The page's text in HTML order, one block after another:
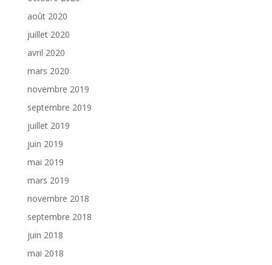
août 2020
juillet 2020
avril 2020
mars 2020
novembre 2019
septembre 2019
juillet 2019
juin 2019
mai 2019
mars 2019
novembre 2018
septembre 2018
juin 2018
mai 2018